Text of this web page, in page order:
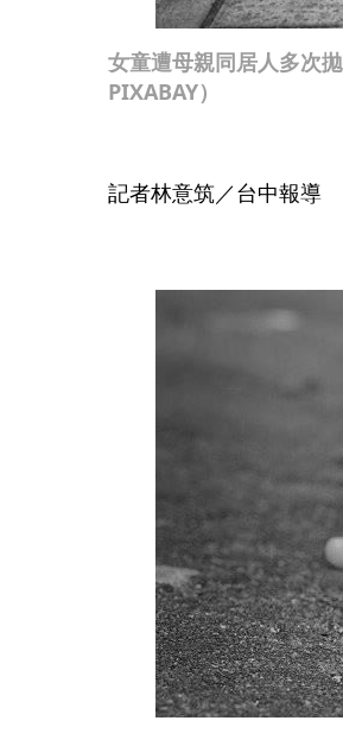
女童遭母親同居人多次
PIXABAY）
記者林意筑／台中報導